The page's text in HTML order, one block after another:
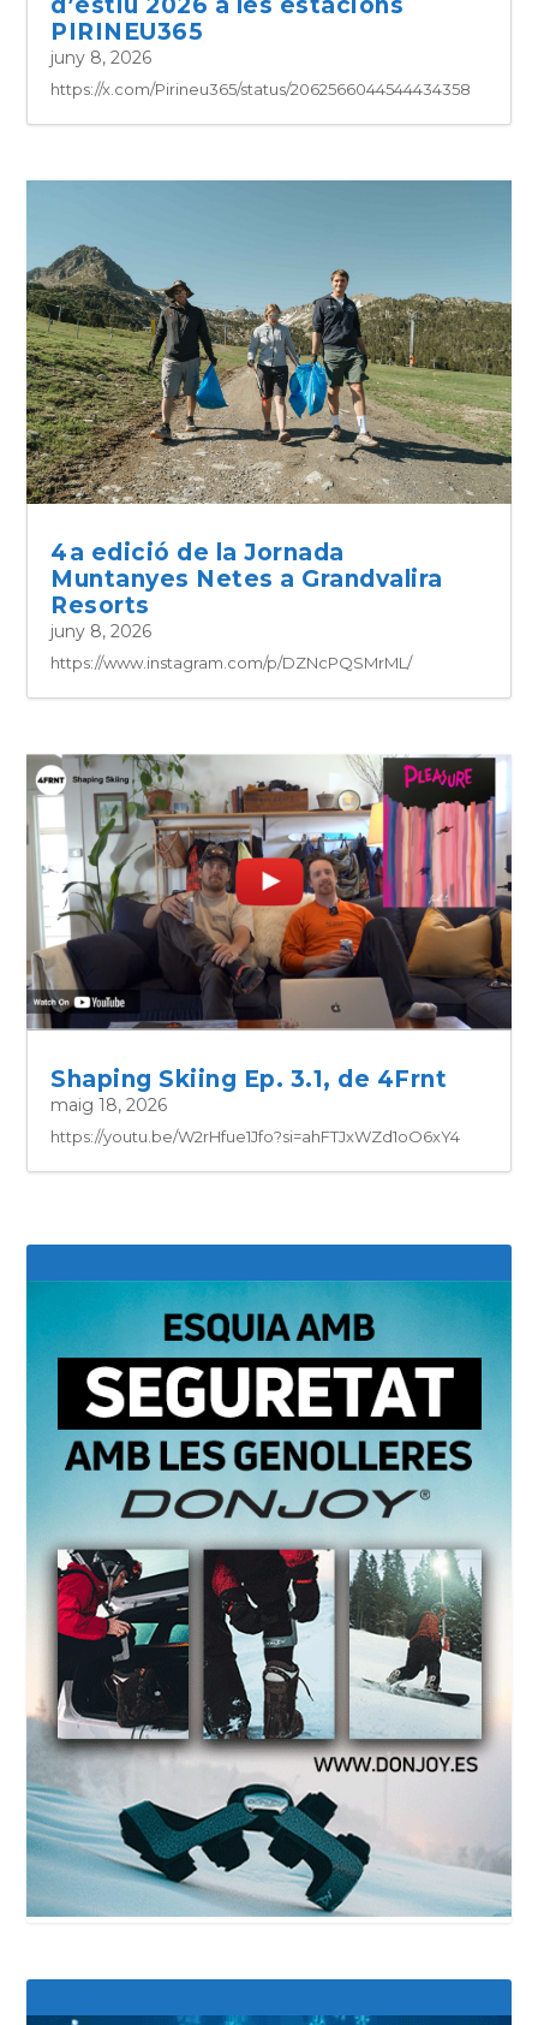
PIRINEU365
juny 8, 2026
https://x.com/Pirineu365/status/2062566044544434358
4a edició de la Jornada
Muntanyes Netes a Grandvalira
Resorts
juny 8, 2026
https://www.instagram.com/p/DZNcPQSMrML/
Shaping Skiing Ep. 3.1, de 4Frnt
maig 18, 2026
https://youtu.be/W2rHfue1Jfo?si=ahFTJxWZd1oO6xY4